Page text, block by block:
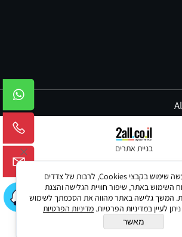
בניית אתרים
לידיעתך, באתרנו נעשה שימוש בקבצי Cookies, לרבות של צדדים
השימוש באתר, שיפור חוויית הגלישה והצגת
המשך גלישה באתר מהווה את הסכמתך לשימוש
לעיין במדיניות הפרטיות. מדיניות הפרטיות
מאשר